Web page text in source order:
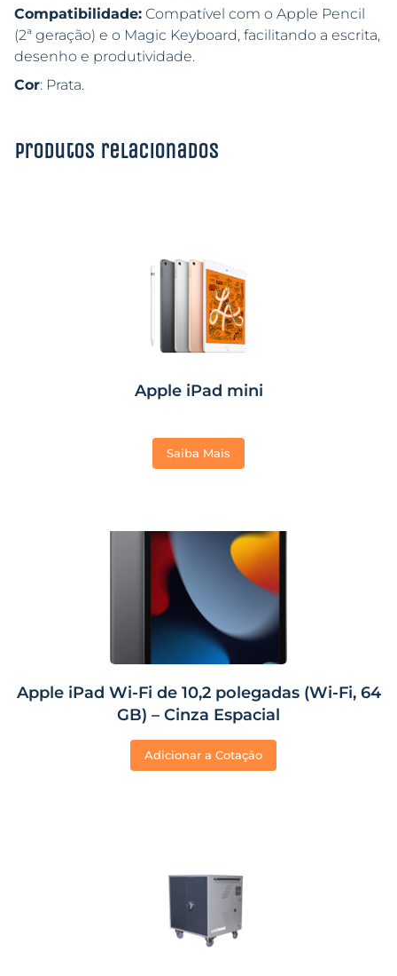
Compatibilidade: Compatível com o Apple Pencil
(2ª geração) e o Magic Keyboard, facilitando a escrita,
desenho e produtividade.
Cor: Prata.
Produtos relacionados
Apple iPad mini
Saiba Mais
Apple iPad Wi-Fi de 10,2 polegadas (Wi-Fi, 64
GB) – Cinza Espacial
Adicionar a Cotação